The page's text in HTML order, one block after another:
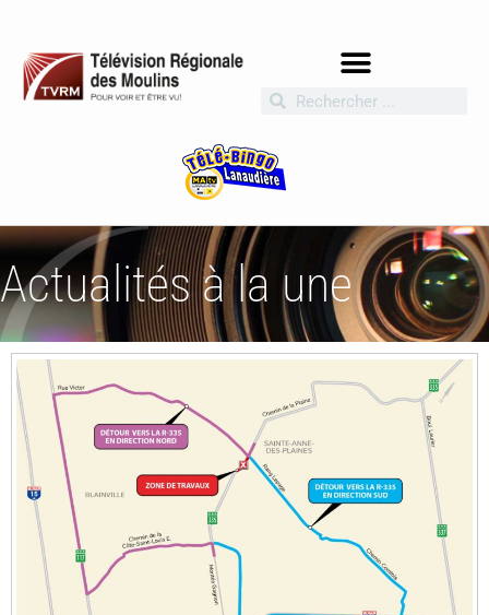
Actualités à la une